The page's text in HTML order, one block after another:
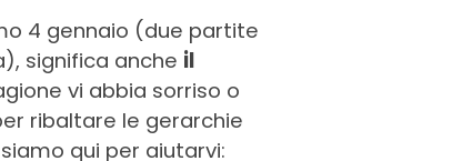
4 gennaio (due partite
significa anche il
vi abbia sorriso o
ribaltare le gerarchie
qui per aiutarvi: